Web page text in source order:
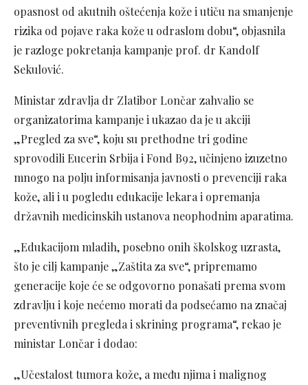
opasnost od akutnih oštećenja kože i utiču na smanjenje
rizika od pojave raka kože u odraslom dobu“, objasnila
je razloge pokretanja kampanje prof. dr Kandolf
Sekulović.
Ministar zdravlja dr Zlatibor Lončar zahvalio se
organizatorima kampanje i ukazao da je u akciji
„Pregled za sve“, koju su prethodne tri godine
sprovodili Eucerin Srbija i Fond B92, učinjeno izuzetno
mnogo na polju informisanja javnosti o prevenciji raka
kože, ali i u pogledu edukacije lekara i opremanja
državnih medicinskih ustanova neophodnim aparatima.
„Edukаcijom mlаdih, posebno onih školskog uzrаstа,
što je cilj kampanje „Zaštita za sve“, pripremаmo
generаcije koje će se odgovorno ponаšаti premа svom
zdrаvlju i koje nećemo morаti dа podsećаmo nа znаčаj
preventivnih pregledа i skrining progrаmа“, rekao je
ministar Lončar i dodao:
„Učestаlost tumorа kože, а među njimа i mаlignog